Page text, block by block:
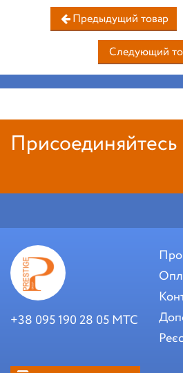
Предыдущий товар
Следующий
Присоединяйтесь
+38 095 190 28 05 МТС